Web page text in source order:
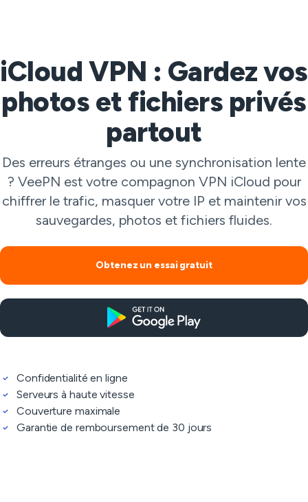
iCloud VPN : Gardez vos
photos et fichiers privés
partout
Des erreurs étranges ou une synchronisation lente
? VeePN est votre compagnon VPN iCloud pour
chiffrer le trafic, masquer votre IP et maintenir vos
sauvegardes, photos et fichiers fluides.
Obtenez un essai gratuit
Confidentialité en ligne
Serveurs à haute vitesse
Couverture maximale
Garantie de remboursement de 30 jours